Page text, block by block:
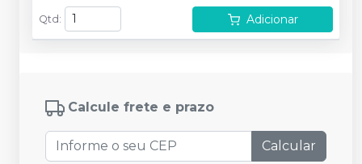
Qtd : Adicionar
Calcule frete e prazo
Calcular